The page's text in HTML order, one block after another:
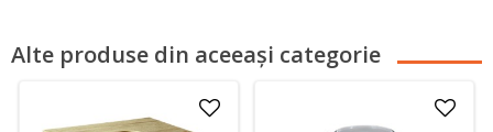
Alte produse din aceeași categorie